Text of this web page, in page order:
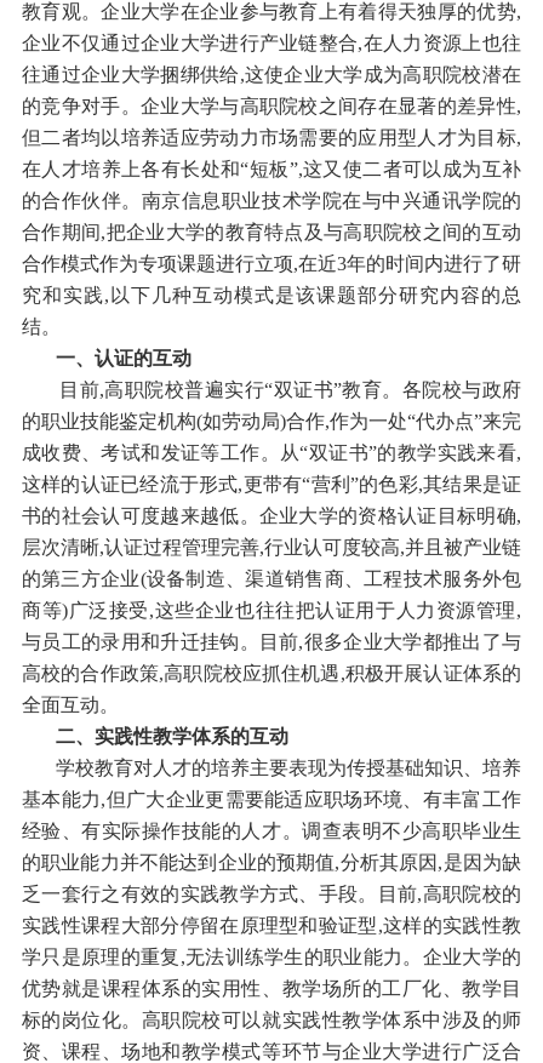
教育观。企业大学在企业参与教育上有着得天独厚的优势,
企业不仅通过企业大学进行产业链整合,在人力资源上也往
往通过企业大学捆绑供给,这使企业大学成为高职院校潜在
的竞争对手。企业大学与高职院校之间存在显著的差异性,
但二者均以培养适应劳动力市场需要的应用型人才为目标,
在人才培养上各有长处和“短板”,这又使二者可以成为互补
的合作伙伴。南京信息职业技术学院在与中兴通讯学院的
合作期间,把企业大学的教育特点及与高职院校之间的互动
合作模式作为专项课题进行立项,在近3年的时间内进行了研
究和实践,以下几种互动模式是该课题部分研究内容的总
结。
一、认证的互动
目前,高职院校普遍实行“双证书”教育。各院校与政府
的职业技能鉴定机构(如劳动局)合作,作为一处“代办点”来完
成收费、考试和发证等工作。从“双证书”的教学实践来看,
这样的认证已经流于形式,更带有“营利”的色彩,其结果是证
书的社会认可度越来越低。企业大学的资格认证目标明确,
层次清晰,认证过程管理完善,行业认可度较高,并且被产业链
的第三方企业(设备制造、渠道销售商、工程技术服务外包
商等)广泛接受,这些企业也往往把认证用于人力资源管理,
与员工的录用和升迁挂钩。目前,很多企业大学都推出了与
高校的合作政策,高职院校应抓住机遇,积极开展认证体系的
全面互动。
二、实践性教学体系的互动
学校教育对人才的培养主要表现为传授基础知识、培养
基本能力,但广大企业更需要能适应职场环境、有丰富工作
经验、有实际操作技能的人才。调查表明不少高职毕业生
的职业能力并不能达到企业的预期值,分析其原因,是因为缺
乏一套行之有效的实践教学方式、手段。目前,高职院校的
实践性课程大部分停留在原理型和验证型,这样的实践性教
学只是原理的重复,无法训练学生的职业能力。企业大学的
优势就是课程体系的实用性、教学场所的工厂化、教学目
标的岗位化。高职院校可以就实践性教学体系中涉及的师
资、课程、场地和教学模式等环节与企业大学进行广泛合